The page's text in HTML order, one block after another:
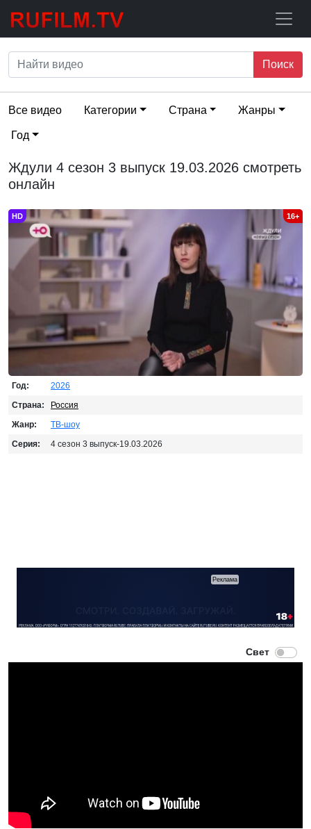
Поиск
Все видео Категории Страна Жанры
Год
Ждули 4 сезон 3 выпуск 19.03.2026 смотреть
онлайн
HD 16+
Год:
2026
Страна:
Россия
Жанр:
ТВ-шоу
Серия:
4 сезон 3 выпуск-19.03.2026